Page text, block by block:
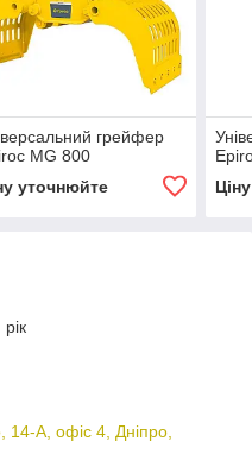
грейфер
MG 800
уточнюйте
14-А, офіс 4, Дніпро,